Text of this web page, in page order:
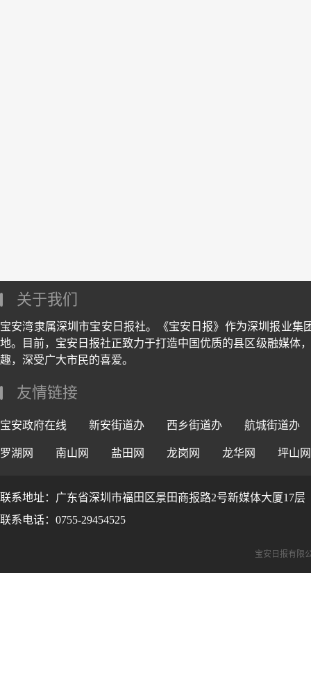
关于我们
宝安湾隶属深圳市宝安日报社。《宝安日报》作为深圳报业
地。目前，宝安日报社正致力于打造中国优质的县区级融媒体
趣，深受广大市民的喜爱。
友情链接
宝安政府在线 新安街道办 西乡街道办 航城街道办
罗湖网 南山网 盐田网 龙岗网 龙华网 坪山网
联系地址：广东省深圳市福田区景田商报路2号新媒体大厦17层
联系电话：0755-29454525
宝安日报有限